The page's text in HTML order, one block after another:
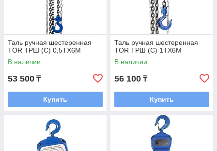
Таль ручная шестеренная
TOR ТРШ (C) 0,5ТХ6М
В наличии
53 500 ₸
Купить
Таль ручная шестеренная
TOR ТРШ (C) 1ТХ6М
В наличии
56 100 ₸
Купить